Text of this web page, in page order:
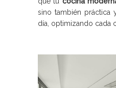
sino también práctica
día, optimizando cada